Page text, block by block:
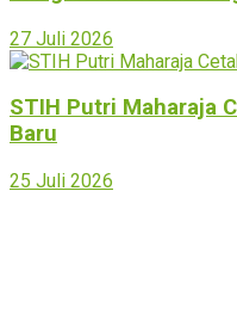
27 Juli 2026
STIH Putri Maharaja
Baru
25 Juli 2026